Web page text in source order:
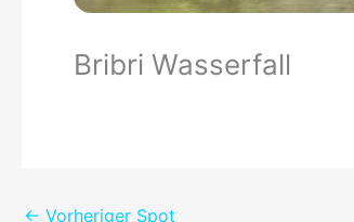
Bribri Wasserfall
← Vorheriger Spot